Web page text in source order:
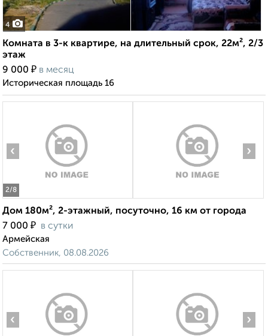
4
Комната в 3-к квартире, на длительный срок, 22м², 2/3
этаж
9 000 ₽ в месяц
Историческая площадь 16
2/8
‹ ›
Дом 180м², 2-этажный, посуточно, 16 км от города
7 000 ₽ в сутки
Армейская
Собственник, 08.08.2026
‹ ›